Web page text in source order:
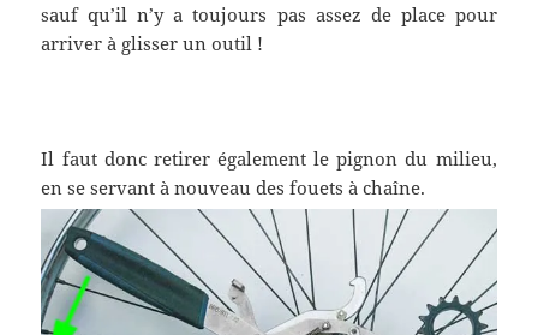
sauf qu’il n’y a toujours pas assez de place pour
arriver à glisser un outil !
Il faut donc retirer également le pignon du milieu,
en se servant à nouveau des fouets à chaîne.